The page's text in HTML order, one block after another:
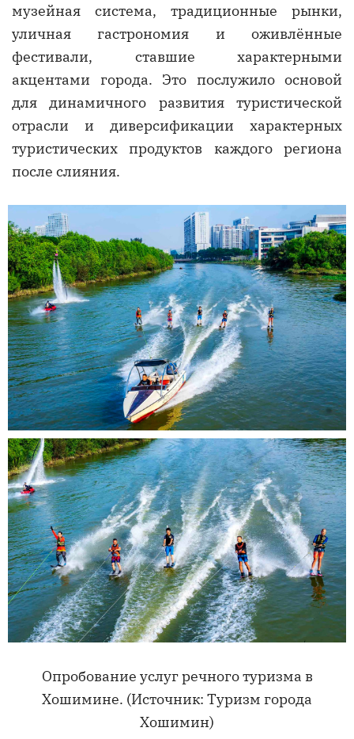
музейная система, традиционные рынки,
уличная гастрономия и оживлённые
фестивали, ставшие характерными
акцентами города. Это послужило основой
для динамичного развития туристической
отрасли и диверсификации характерных
туристических продуктов каждого региона
после слияния.
Опробование услуг речного туризма в
Хошимине. (Источник: Туризм города
Хошимин)